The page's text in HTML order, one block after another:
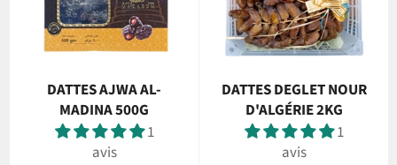
DATTES AJWA AL-
MADINA 500G
1
avis
DATTES DEGLET NOUR
D'ALGÉRIE 2KG
1
avis